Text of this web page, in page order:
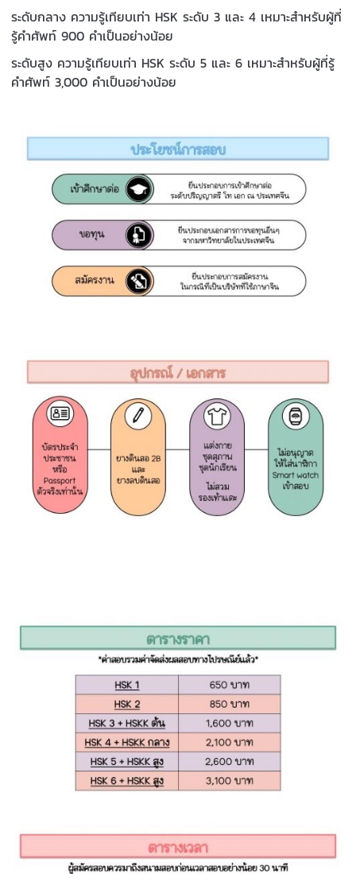
ระดับกลาง ความรู้เทียบเท่า HSK ระดับ 3 และ 4 เหมาะสำหรับผู้ที่
รู้คำศัพท์ 900 คำเป็นอย่างน้อย
ระดับสูง ความรู้เทียบเท่า HSK ระดับ 5 และ 6 เหมาะสำหรับผู้ที่รู้
คำศัพท์ 3,000 คำเป็นอย่างน้อย